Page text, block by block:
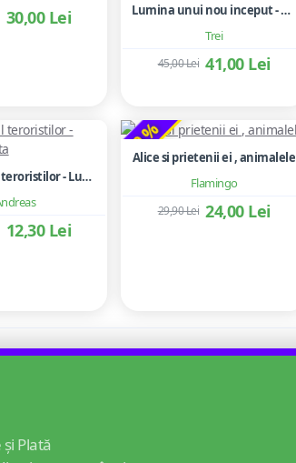
30,00 Lei
Trei
Lumina unui nou inceput - Agnès Martin-Lugand
41,00 Lei
45,00 Lei
Submarinul teroristilor - Lucian Ciuchita
12,30 Lei
-20 %
Flamingo
Alice si prietenii ei , animalele
24,00 Lei
29,90 Lei
Plată